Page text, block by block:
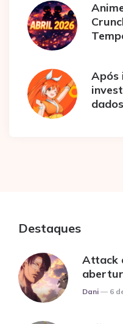
Após
dados
Destaques
Attack
Posted
Dani 6